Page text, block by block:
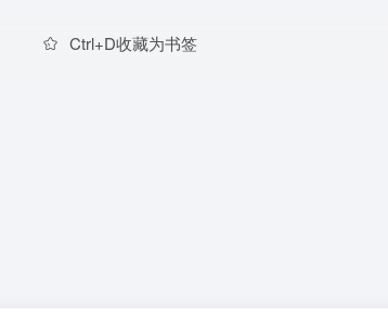
Ctrl+D收藏为书签